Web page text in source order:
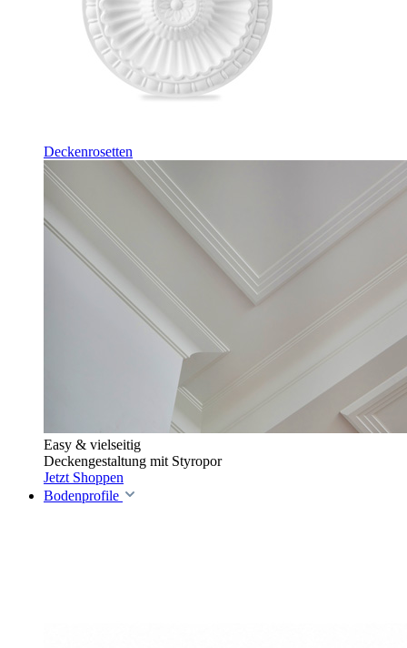
Deckenrosetten
Easy & vielseitig
Deckengestaltung mit Styropor
Jetzt Shoppen
Bodenprofile